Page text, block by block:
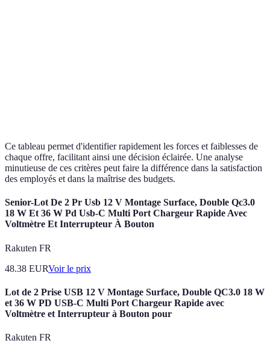
Ce tableau permet d'identifier rapidement les forces et faiblesses de
chaque offre, facilitant ainsi une décision éclairée. Une analyse
minutieuse de ces critères peut faire la différence dans la satisfaction
des employés et dans la maîtrise des budgets.
Senior-Lot De 2 Pr Usb 12 V Montage Surface, Double Qc3.0
18 W Et 36 W Pd Usb-C Multi Port Chargeur Rapide Avec
Voltmètre Et Interrupteur À Bouton
Rakuten FR
48.38 EURVoir le prix
Lot de 2 Prise USB 12 V Montage Surface, Double QC3.0 18 W
et 36 W PD USB-C Multi Port Chargeur Rapide avec
Voltmètre et Interrupteur à Bouton pour
Rakuten FR